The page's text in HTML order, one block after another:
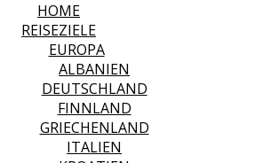
HOME
REISEZIELE
EUROPA
ALBANIEN
DEUTSCHLAND
FINNLAND
GRIECHENLAND
ITALIEN